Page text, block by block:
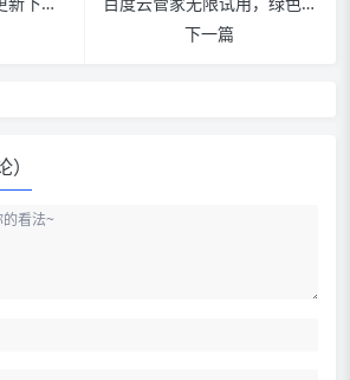
下一篇